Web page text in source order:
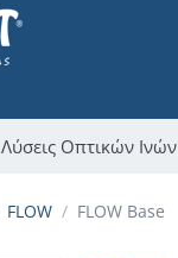
Λύσεις Οπτικών Ινών
FLOW / FLOW Base